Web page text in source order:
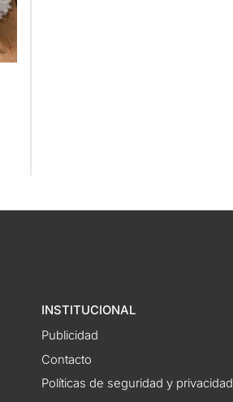
INSTITUCIONAL
Publicidad
Contacto
Políticas de seguridad y privacidad